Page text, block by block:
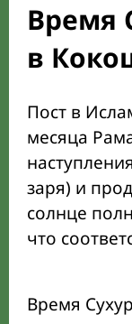
Время
в
Пост в
месяца
заря) и
солнце
что
Время